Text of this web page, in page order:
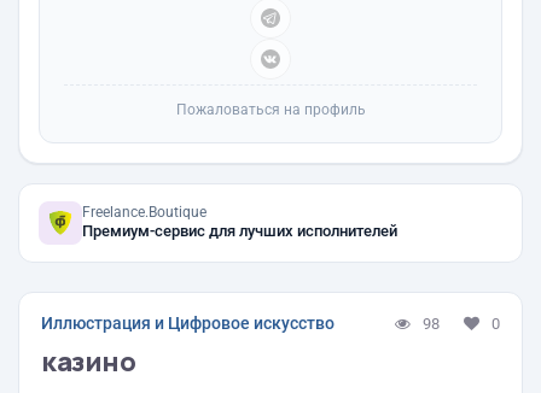
Пожаловаться на профиль
Freelance.Boutique
Премиум-сервис для лучших исполнителей
Иллюстрация и Цифровое искусство 98 0
казино